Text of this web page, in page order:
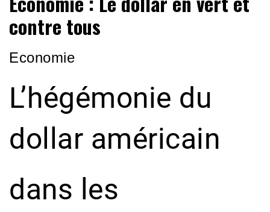
contre tous
Economie
L’hégémonie du
dollar américain
dans les